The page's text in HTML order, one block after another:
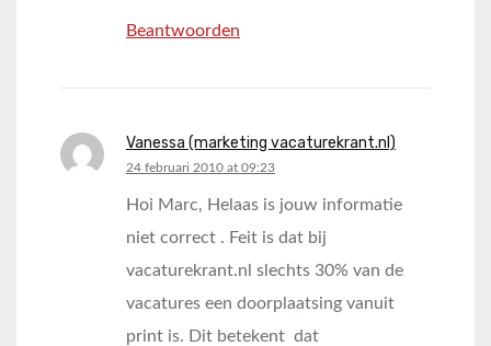
Beantwoorden
Vanessa (marketing vacaturekrant.nl)
says:
24 februari 2010 at 09:23
Hoi Marc, Helaas is jouw informatie
niet correct . Feit is dat bij
vacaturekrant.nl slechts 30% van de
vacatures een doorplaatsing vanuit
print is. Dit betekent dat